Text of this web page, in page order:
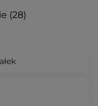
28